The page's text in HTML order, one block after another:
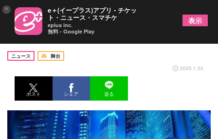
ブルーマングループが8月、新宿にて公演を開催
ニュース
舞台
2025.1.22
ポスト シェア 送る
× e＋(イープラス)アプリ - チケッ
ト・ニュース・スマチケ
eplus inc.
無料 - Google Play
表示